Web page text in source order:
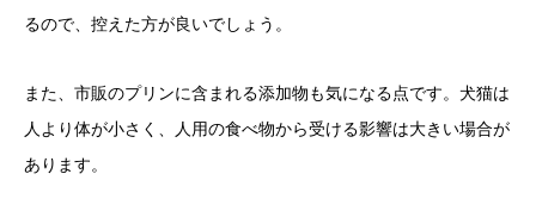
るので、控えた方が良いでしょう。
また、市販のプリンに含まれる添加物も気になる点です。犬猫は
人より体が小さく、人用の食べ物から受ける影響は大きい場合が
あります。